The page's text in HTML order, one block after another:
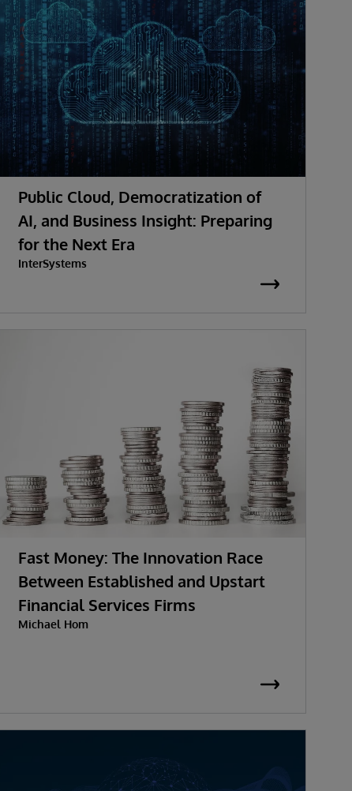
Public Cloud, Democratization of
AI, and Business Insight: Preparing
for the Next Era
InterSystems
Fast Money: The Innovation Race
Between Established and Upstart
Financial Services Firms
Michael Hom